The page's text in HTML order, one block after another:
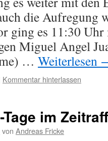
die Aufregung
ging es 11:30
Miguel Angel
… Weiterlesen
Kommentar hinterlassen
im
von Andreas Fricke